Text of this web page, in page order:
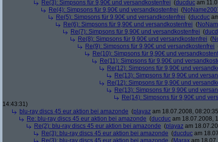
Re(3): Simpsons für 9,90€ und versandkostenfrei (ducduc am
Re(4): Simpsons für 9,90€ und versandkostenfrei (
Re(5): Simpsons für 9,90€ und versandkostenfrei (ducduc
Re(6): Simpsons für 9,90€ und versandkostenfrei (
Re(7): Simpsons für 9,90€ und versandkostenfrei (
Re(8): Simpsons für 9,90€ und versandkostenfrei (
Re(9): Simpsons für 9,90€ und versandkostenfrei
Re(10): Simpsons für 9,90€ und
Re(11): Simpsons für 9,90€ und
Re(12): Simpsons für 9,90€ und
Re(13): Simpsons für 9,90€ und
Re(12): Simpsons für 9,90€ und
Re(13): Simpsons für 9,90€ und
Re(14): Simpsons für 9,90€ und
14:43:31)
blu-ray discs 45 eur aktion bei amazonde (playaz am 18.07.2008,
Re: blu-ray discs 45 eur aktion bei amazonde (ducduc am 18.07.2008,
Re(2): blu-ray discs 45 eur aktion bei amazonde (playaz am
Re(3): blu-ray discs 45 eur aktion bei amazonde (ducduc am
Re(3): blu-ray discs 45 eur aktion bei amazonde (Marax am